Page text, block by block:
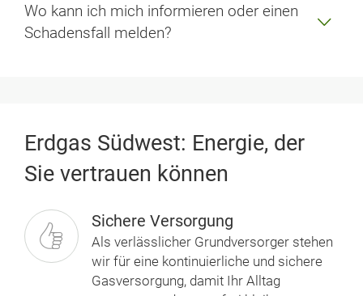
Wo kann ich mich informieren oder einen
Schadensfall melden?
Erdgas Südwest: Energie, der
Sie vertrauen können
Sichere Versorgung
Als verlässlicher Grund­versorger stehen
wir für eine kontinuierliche und sichere
Gasversorgung, damit Ihr Alltag